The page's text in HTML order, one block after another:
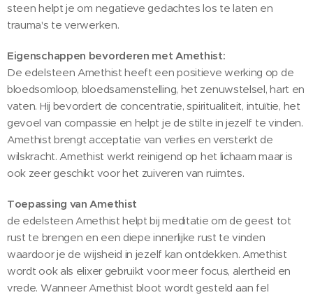
steen helpt je om negatieve gedachtes los te laten en
trauma's te verwerken.
Eigenschappen bevorderen met Amethist:
De edelsteen Amethist heeft een positieve werking op de
bloedsomloop, bloedsamenstelling, het zenuwstelsel, hart en
vaten. Hij bevordert de concentratie, spiritualiteit, intuïtie, het
gevoel van compassie en helpt je de stilte in jezelf te vinden.
Amethist brengt acceptatie van verlies en versterkt de
wilskracht. Amethist werkt reinigend op het lichaam maar is
ook zeer geschikt voor het zuiveren van ruimtes.
Toepassing van Amethist
de edelsteen Amethist helpt bij meditatie om de geest tot
rust te brengen en een diepe innerlijke rust te vinden
waardoor je de wijsheid in jezelf kan ontdekken. Amethist
wordt ook als elixer gebruikt voor meer focus, alertheid en
vrede. Wanneer Amethist bloot wordt gesteld aan fel